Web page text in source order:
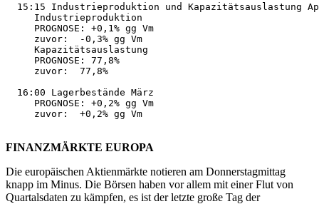
15:15 Industrieproduktion und Kapazitätsauslastung
     Industrieproduktion
     PROGNOSE: +0,1% gg Vm
     zuvor:  -0,3% gg Vm
     Kapazitätsauslastung
     PROGNOSE: 77,8%
     zuvor:  77,8%
  16:00 Lagerbestände März
     PROGNOSE: +0,2% gg Vm
     zuvor:  +0,2% gg Vm
FINANZMÄRKTE EUROPA
Die europäischen Aktienmärkte notieren am Donnerstagmittag
knapp im Minus. Die Börsen haben vor allem mit einer Flut von
Quartalsdaten zu kämpfen, es ist der letzte große Tag der